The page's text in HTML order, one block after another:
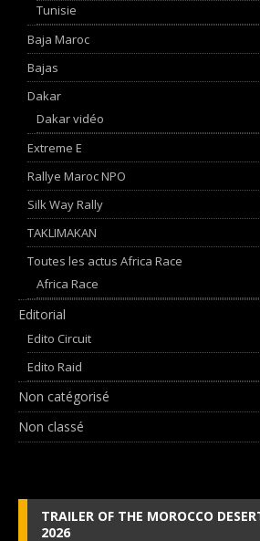
Tunisie
Baja Maroc
Bajas
Dakar
Dakar vidéo
Extreme E
Rallye Maroc NPO
Silk Way Rally
TAKLIMAKAN
Toutes les actus Africa Race
Africa Race
Editorial
Edito Circuit
Edito Raid
Non catégorisé
Non classé
TRAILER OF THE MOROCCO
2026